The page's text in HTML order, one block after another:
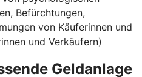
Befürchtungen,
von Käuferinnen und
und Verkäufern)
Geldanlage